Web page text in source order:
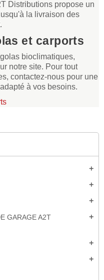
add
add
add
GARAGE A2T
add
add
add
Distributions propose un
la livraison des
et carports
bioclimatiques,
notre site. Pour tout
contactez-nous pour une
à vos besoins.